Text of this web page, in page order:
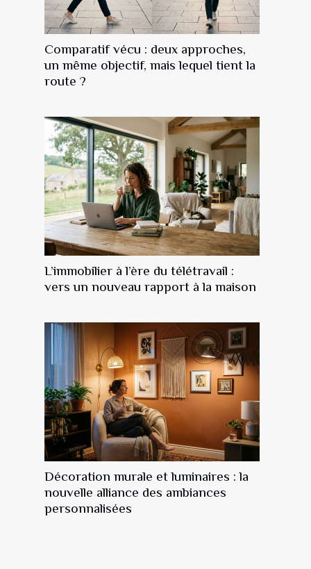
Comparatif vécu : deux approches,
un même objectif, mais lequel tient la
route ?
L’immobilier à l’ère du télétravail :
vers un nouveau rapport à la maison
Décoration murale et luminaires : la
nouvelle alliance des ambiances
personnalisées